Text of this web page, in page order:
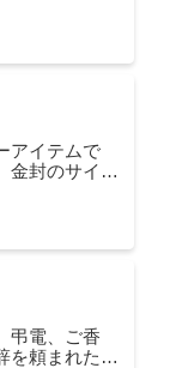
アイテムで
金封のサイズ
弔電、ご香
を頼まれたら